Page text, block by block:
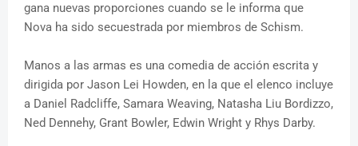
gana nuevas proporciones cuando se le informa que
Nova ha sido secuestrada por miembros de Schism.
Manos a las armas es una comedia de acción escrita y
dirigida por Jason Lei Howden, en la que el elenco incluye
a Daniel Radcliffe, Samara Weaving, Natasha Liu Bordizzo,
Ned Dennehy, Grant Bowler, Edwin Wright y Rhys Darby.